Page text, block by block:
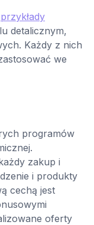
detalicznym,
Każdy z nich
we
programów
zakup i
i produkty
cechą jest
oferty